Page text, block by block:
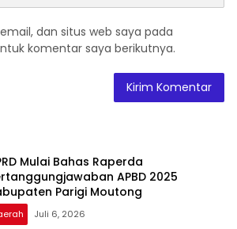
dan situs web saya pada
komentar saya berikutnya.
Mulai Bahas Raperda
APBD 2025
Parigi Moutong
Juli 6, 2026